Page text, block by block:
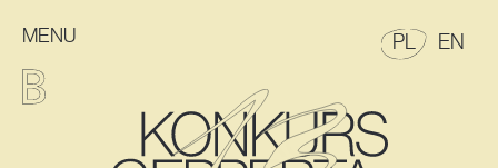
13. Konkurs Gepperta
MENU PL POLSKI
EN
Konkurs